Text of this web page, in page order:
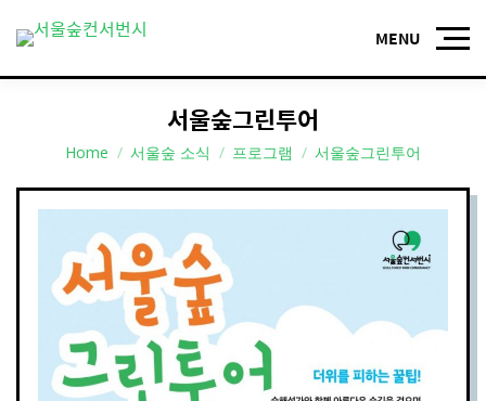
서울숲그린투어
You are here:
Home 서울숲 소식 프로그램 서울숲그린투어